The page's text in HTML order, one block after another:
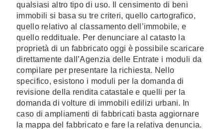
qualsiasi altro tipo di uso. Il censimento di beni
immobili si basa su tre criteri, quello cartografico,
quello relativo al classamento dell’immobile, e
quello reddituale. Per denunciare al catasto la
proprietà di un fabbricato oggi è possibile scaricare
direttamente dall’Agenzia delle Entrate i moduli da
compilare per presentare la richiesta. Nello
specifico, esistono i moduli per la domanda di
revisione della rendita catastale e quelli per la
domanda di volture di immobili edilizi urbani. In
caso di ampliamenti di fabbricati basta aggiornare
la mappa del fabbricato e fare la relativa denuncia.